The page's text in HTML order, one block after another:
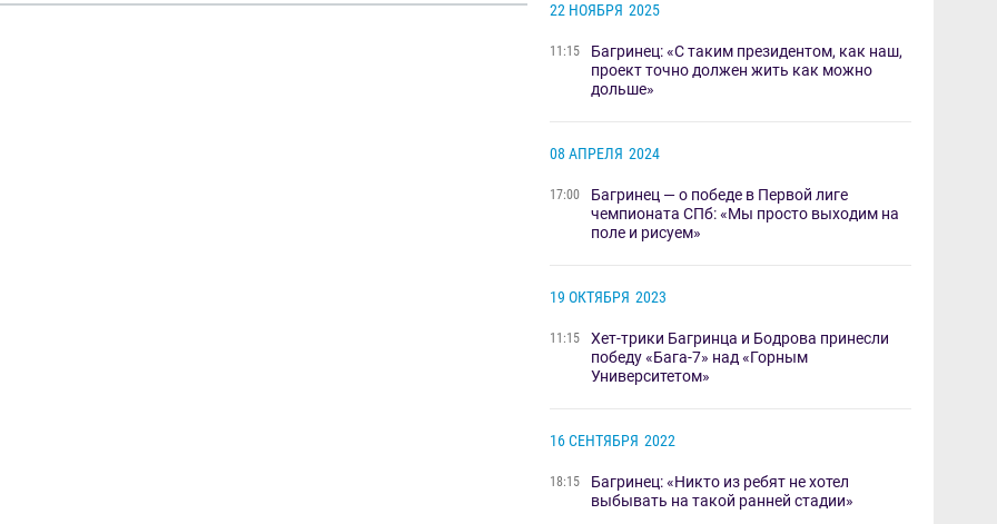
22 НОЯБРЯ 2025
11:15
​Багринец: «С таким президентом, как наш,
проект точно должен жить как можно
дольше​»​
08 АПРЕЛЯ 2024
17:00
Багринец — о победе в Первой лиге
чемпионата СПб: «Мы просто выходим на
поле и рисуем»
19 ОКТЯБРЯ 2023
11:15
Хет-трики Багринца и Бодрова принесли
победу «Бага-7» над «Горным
Университетом»
16 СЕНТЯБРЯ 2022
18:15
Багринец: «Никто из ребят не хотел
выбывать на такой ранней стадии»